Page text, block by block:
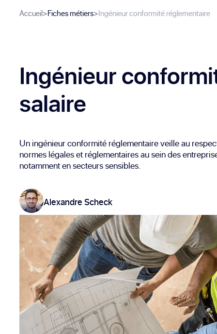
Accueil>Fiches métiers>Ingénieur conformité réglementaire
Ingénieur
salaire
Un ingénieur conformité réglementaire veille au
normes légales et réglementaires au sein des
notamment en secteurs sensibles.
Alexandre Scheck